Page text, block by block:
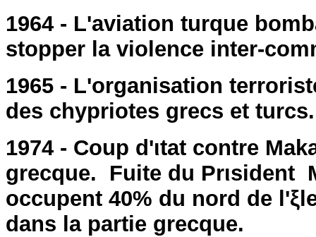
1964 - L'aviation turque
stopper la violence inter-
1965 - L'organisation
des chypriotes grecs et turcs.
1974 - Coup d'ιtat contre
grecque. Fuite du Prιsident
occupent 40% du nord de
dans la partie grecque.